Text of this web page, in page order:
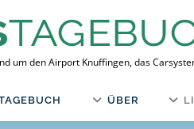
um den Airport Knuffingen, das
ÜBER